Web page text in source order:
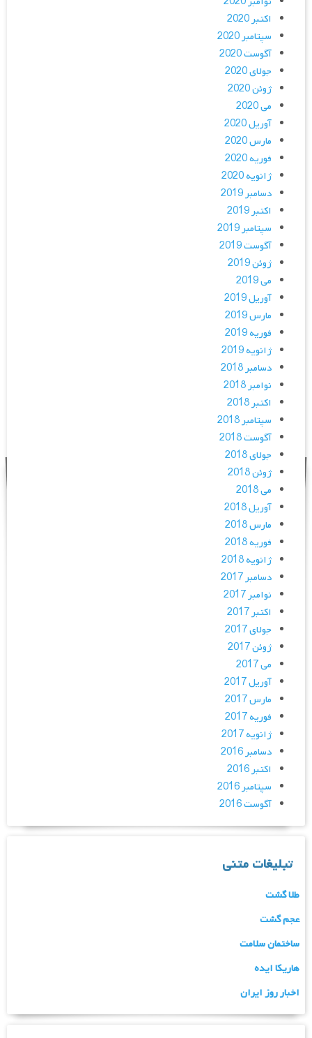
اکتبر 2020
سپتامبر 2020
آگوست 2020
جولای 2020
ژوئن 2020
می 2020
آوریل 2020
مارس 2020
فوریه 2020
ژانویه 2020
دسامبر 2019
اکتبر 2019
سپتامبر 2019
آگوست 2019
ژوئن 2019
می 2019
آوریل 2019
مارس 2019
فوریه 2019
ژانویه 2019
دسامبر 2018
نوامبر 2018
اکتبر 2018
سپتامبر 2018
آگوست 2018
جولای 2018
ژوئن 2018
می 2018
آوریل 2018
مارس 2018
فوریه 2018
ژانویه 2018
دسامبر 2017
نوامبر 2017
اکتبر 2017
جولای 2017
ژوئن 2017
می 2017
آوریل 2017
مارس 2017
فوریه 2017
ژانویه 2017
دسامبر 2016
اکتبر 2016
سپتامبر 2016
آگوست 2016
تبلیغات متنی
طلا گشت
عجم گشت
ساختمان سلامت
هاریکا ایده
اخبار روز ایران